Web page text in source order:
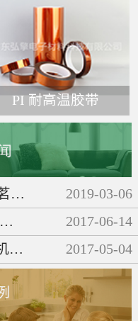
PI 耐高温胶带
弘擎科技举办2019表彰暨春茗晚会 2019-03-06
2016年伯恩、蓝思、等3D玻璃企业们都做了些啥呢？
2017-06-14
“横向扩展，纵向深挖”成手机产业链发展必然趋势
2017-05-04